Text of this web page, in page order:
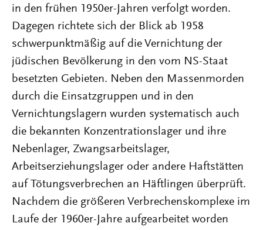
in den frühen 1950er-Jahren verfolgt worden.
Dagegen richtete sich der Blick ab 1958
schwerpunktmäßig auf die Vernichtung der
jüdischen Bevölkerung in den vom NS-Staat
besetzten Gebieten. Neben den Massenmorden
durch die Einsatzgruppen und in den
Vernichtungslagern wurden systematisch auch
die bekannten Konzentrationslager und ihre
Nebenlager, Zwangsarbeitslager,
Arbeitserziehungslager oder andere Haftstätten
auf Tötungsverbrechen an Häftlingen überprüft.
Nachdem die größeren Verbrechenskomplexe im
Laufe der 1960er-Jahre aufgearbeitet worden